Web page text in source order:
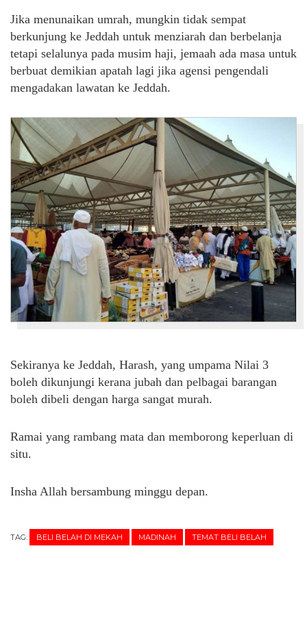
Jika menunaikan umrah, mungkin tidak sempat
berkunjung ke Jeddah untuk menziarah dan berbelanja
tetapi selalunya pada musim haji, jemaah ada masa untuk
berbuat demikian apatah lagi jika agensi pengendali
mengadakan lawatan ke Jeddah.
Sekiranya ke Jeddah, Harash, yang umpama Nilai 3
boleh dikunjungi kerana jubah dan pelbagai barangan
boleh dibeli dengan harga sangat murah.
Ramai yang rambang mata dan memborong keperluan di
situ.
Insha Allah bersambung minggu depan.
TAG: BELI BELAH DI MEKAH MADINAH TEMAT BELI BELAH